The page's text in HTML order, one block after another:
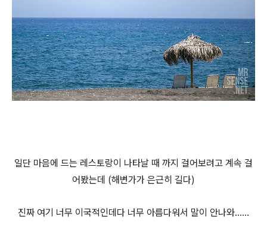
일단 마음에 드는 레스토랑이 나타날 때 까지 걸어보려고 계속 걸
어봤는데 (해변가가 은근히 길다)
진짜 여기 너무 이국적인데다 너무 아름다워서 말이 안나와......